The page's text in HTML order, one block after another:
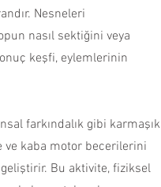
Nesneleri
nasıl sektiğini veya
keşfi, eylemlerinin
farkındalık gibi karmaşık
kaba motor becerilerini
Bu aktivite, fiziksel